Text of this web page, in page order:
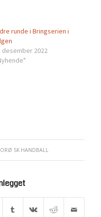
runde i Bringserien i
desember 2022
SK HANDBALL